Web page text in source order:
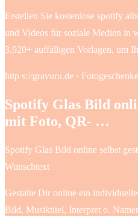
Erstellen Sie kostenlose spotify
und Videos für soziale Medien in
3,920+ auffälligen Vorlagen, um
http s://gravuru.de › Fotogeschenke
Spotify Glas Bild
mit Foto, QR- …
Spotify Glas Bild online selbst
Wunschtext
Gestalte Dir online ein
Bild, Musiktitel, Interpret o.